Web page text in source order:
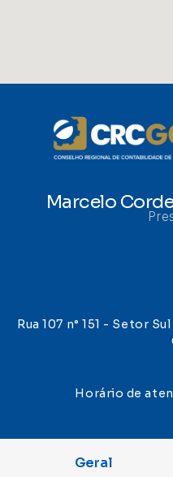
Marcelo
Rua 107 n° 151 - Setor
Horário de
Geral